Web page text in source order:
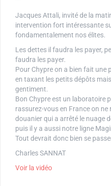
Jacques Attali, invité de la
intervention fort intéressante
fondamentalement nos élites.
Les dettes il faudra les payer,
faudra les payer.
Pour Chypre on a bien fait une
en taxant les petits dépôts
gentiment.
Bon Chypre est un laboratoire
rassurez-vous en France on ne
douanier qui a arrêté le nuage
puis il y a aussi notre ligne
Tout devrait donc bien se
Charles SANNAT
Voir la vidéo